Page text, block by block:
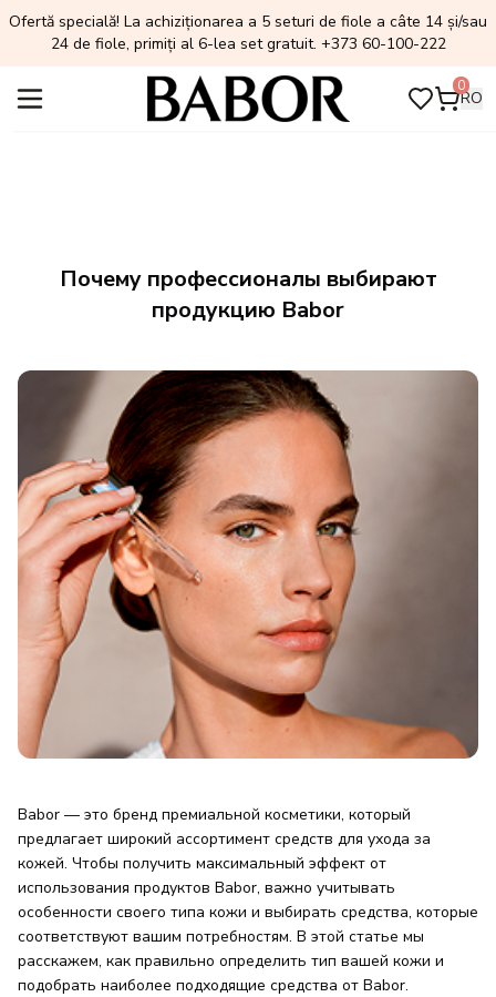
Ofertă specială! La achiziționarea a 5 seturi de fiole a câte 14 și/sau
24 de fiole, primiți al 6-lea set gratuit. +373 60-100-222
0
RO
Почему профессионалы выбирают
продукцию Babor
Babor — это бренд премиальной косметики, который
предлагает широкий ассортимент средств для ухода за
кожей. Чтобы получить максимальный эффект от
использования продуктов Babor, важно учитывать
особенности своего типа кожи и выбирать средства, которые
соответствуют вашим потребностям. В этой статье мы
расскажем, как правильно определить тип вашей кожи и
подобрать наиболее подходящие средства от Babor.